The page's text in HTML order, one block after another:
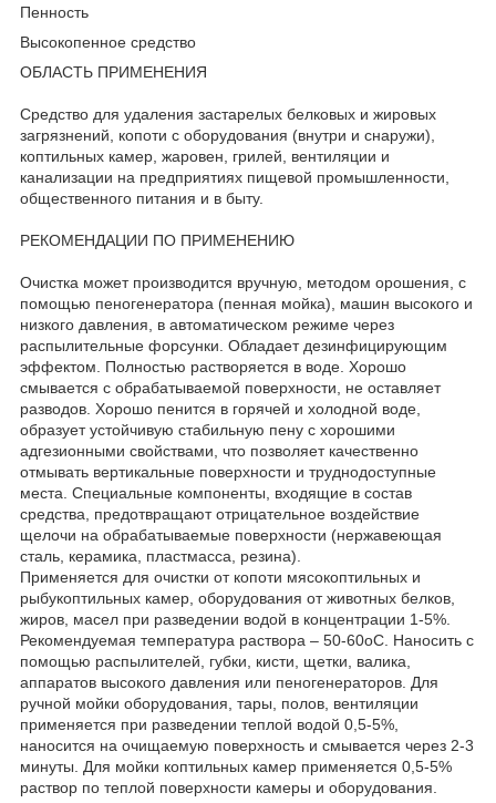
Пенность
Высокопенное средство
ОБЛАСТЬ ПРИМЕНЕНИЯ
Средство для удаления застарелых белковых и жировых
загрязнений, копоти с оборудования (внутри и снаружи),
коптильных камер, жаровен, грилей, вентиляции и
канализации на предприятиях пищевой промышленности,
общественного питания и в быту.
РЕКОМЕНДАЦИИ ПО ПРИМЕНЕНИЮ
Очистка может производится вручную, методом орошения, с
помощью пеногенератора (пенная мойка), машин высокого и
низкого давления, в автоматическом режиме через
распылительные форсунки. Обладает дезинфицирующим
эффектом. Полностью растворяется в воде. Хорошо
смывается с обрабатываемой поверхности, не оставляет
разводов. Хорошо пенится в горячей и холодной воде,
образует устойчивую стабильную пену с хорошими
адгезионными свойствами, что позволяет качественно
отмывать вертикальные поверхности и труднодоступные
места. Специальные компоненты, входящие в состав
средства, предотвращают отрицательное воздействие
щелочи на обрабатываемые поверхности (нержавеющая
сталь, керамика, пластмасса, резина).
Применяется для очистки от копоти мясокоптильных и
рыбукоптильных камер, оборудования от животных белков,
жиров, масел при разведении водой в концентрации 1-5%.
Рекомендуемая температура раствора – 50-60оС. Наносить с
помощью распылителей, губки, кисти, щетки, валика,
аппаратов высокого давления или пеногенераторов. Для
ручной мойки оборудования, тары, полов, вентиляции
применяется при разведении теплой водой 0,5-5%,
наносится на очищаемую поверхность и смывается через 2-3
минуты. Для мойки коптильных камер применяется 0,5-5%
раствор по теплой поверхности камеры и оборудования.